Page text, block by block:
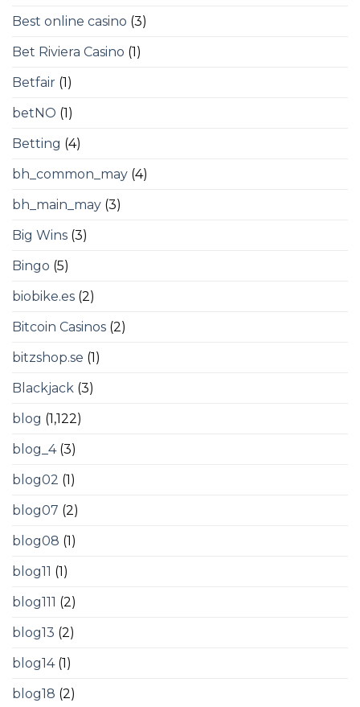
Best online casino (3)
Bet Riviera Casino (1)
Betfair (1)
betNO (1)
Betting (4)
bh_common_may (4)
bh_main_may (3)
Big Wins (3)
Bingo (5)
biobike.es (2)
Bitcoin Casinos (2)
bitzshop.se (1)
Blackjack (3)
blog (1,122)
blog_4(3)
blog02 (1)
blog07 (2)
blog08 (1)
blog11 (1)
blog111 (2)
blog13 (2)
blog14(1)
blog18 (2)